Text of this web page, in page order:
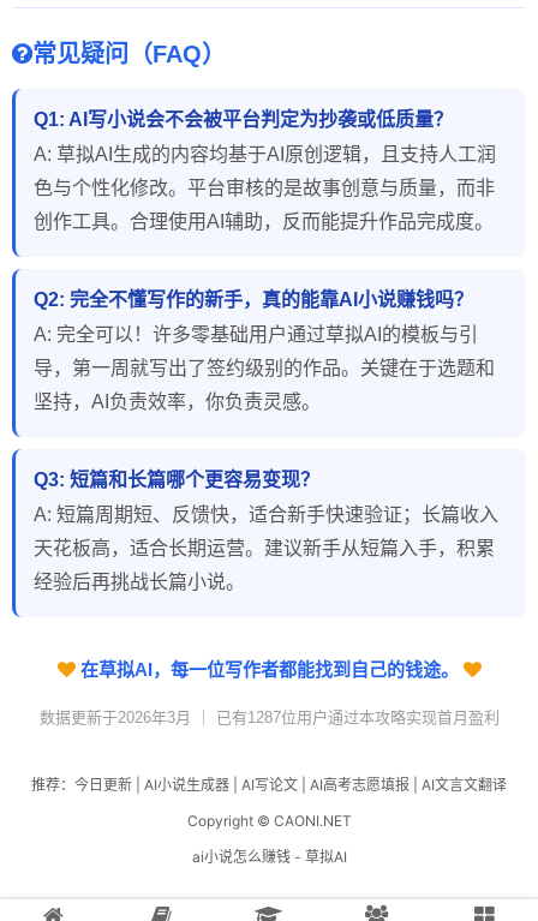
常见疑问（FAQ）
Q1: AI写小说会不会被平台判定为抄袭或低质量？
A: 草拟AI生成的内容均基于AI原创逻辑，且支持人工润
色与个性化修改。平台审核的是故事创意与质量，而非
创作工具。合理使用AI辅助，反而能提升作品完成度。
Q2: 完全不懂写作的新手，真的能靠AI小说赚钱吗？
A: 完全可以！许多零基础用户通过草拟AI的模板与引
导，第一周就写出了签约级别的作品。关键在于选题和
坚持，AI负责效率，你负责灵感。
Q3: 短篇和长篇哪个更容易变现？
A: 短篇周期短、反馈快，适合新手快速验证；长篇收入
天花板高，适合长期运营。建议新手从短篇入手，积累
经验后再挑战长篇小说。
在草拟AI，每一位写作者都能找到自己的钱途。
数据更新于2026年3月 ｜ 已有1287位用户通过本攻略实现首月盈利
推荐： 今日更新 AI小说生成器 AI写论文 AI高考志愿填报
AI文言文翻译
Copyright © CAONI.NET
ai小说怎么赚钱 - 草拟AI